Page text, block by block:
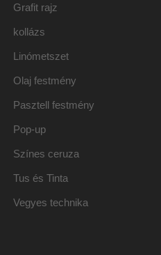
Grafit rajz
kollázs
Linómetszet
Olaj festmény
Pasztell festmény
Pop-up
Színes ceruza
Tus és Tinta
Vegyes technika